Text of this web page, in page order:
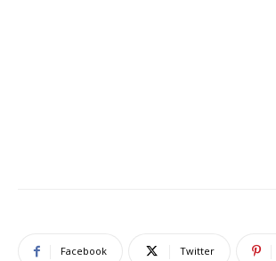
Facebook Twitter